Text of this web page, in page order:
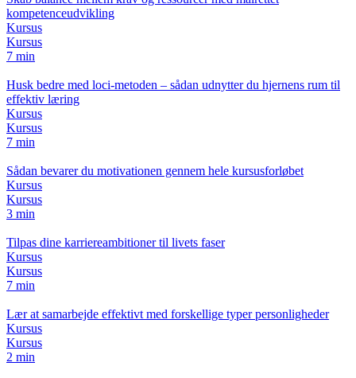
kompetenceudvikling
Kursus
Kursus
7 min
Husk bedre med loci-metoden – sådan udnytter du hjernens rum til
effektiv læring
Kursus
Kursus
7 min
Sådan bevarer du motivationen gennem hele kursusforløbet
Kursus
Kursus
3 min
Tilpas dine karriereambitioner til livets faser
Kursus
Kursus
7 min
Lær at samarbejde effektivt med forskellige typer personligheder
Kursus
Kursus
2 min